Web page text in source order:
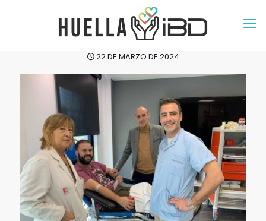
22 DE MARZO DE 2024